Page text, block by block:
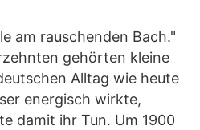
am rauschenden Bach."
gehörten kleine
Alltag wie heute
energisch wirkte,
damit ihr Tun. Um 1900